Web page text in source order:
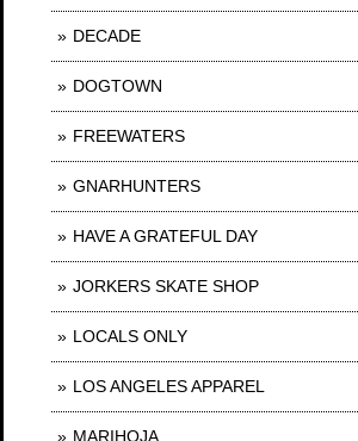
DECADE
DOGTOWN
FREEWATERS
GNARHUNTERS
HAVE A GRATEFUL DAY
JORKERS SKATE SHOP
LOCALS ONLY
LOS ANGELES APPAREL
MARIHOJA